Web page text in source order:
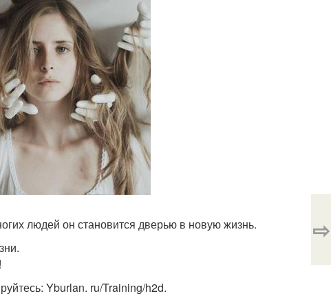
людей он становится дверью в новую жизнь.
Yburlan. ru/Training/h2d.
⇨